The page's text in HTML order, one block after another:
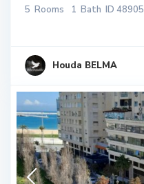
5 Rooms 1 Bath ID 48905
Houda BELMA